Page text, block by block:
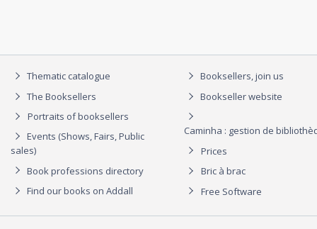
Thematic catalogue
The Booksellers
Portraits of booksellers
Events (Shows, Fairs, Public
sales)
Book professions directory
Find our books on Addall
Booksellers, join us
Bookseller website
Caminha : gestion de
Prices
Bric à brac
Free Software